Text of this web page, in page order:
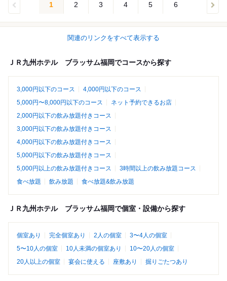
1 2 3 4 5 6
関連のリンクをすべて表示する
ＪＲ九州ホテル ブラッサム福岡でコースから探す
3,000円以下のコース
4,000円以下のコース
5,000円〜8,000円以下のコース
ネット予約できるお店
2,000円以下の飲み放題付きコース
3,000円以下の飲み放題付きコース
4,000円以下の飲み放題付きコース
5,000円以下の飲み放題付きコース
5,000円以上の飲み放題付きコース
3時間以上の飲み放題コース
食べ放題
飲み放題 食べ放題&飲み放題
ＪＲ九州ホテル ブラッサム福岡で個室・設備から探す
個室あり 完全個室あり 2人の個室
3〜4人の個室
5〜10人の個室
10人未満の個室あり
10〜20人の個室
20人以上の個室
宴会に使える 座敷あり 掘りごたつあり